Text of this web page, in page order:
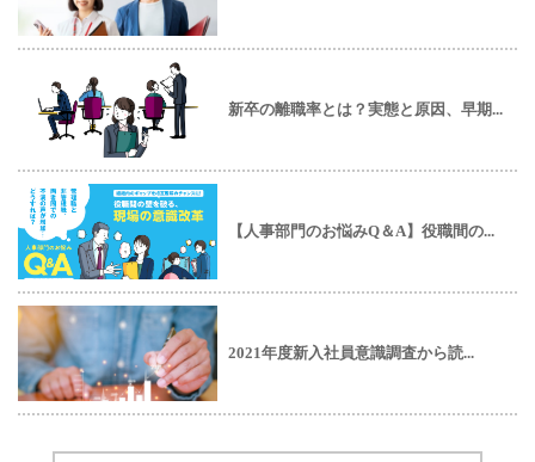
新卒の離職率とは？実態と原因、早期...
【人事部門のお悩みQ＆A】役職間の...
2021年度新入社員意識調査から読...